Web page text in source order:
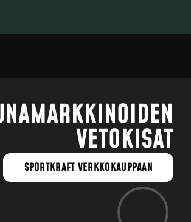
VETOKISAT
SPORTKRAFT VERKKOKAUPPAAN